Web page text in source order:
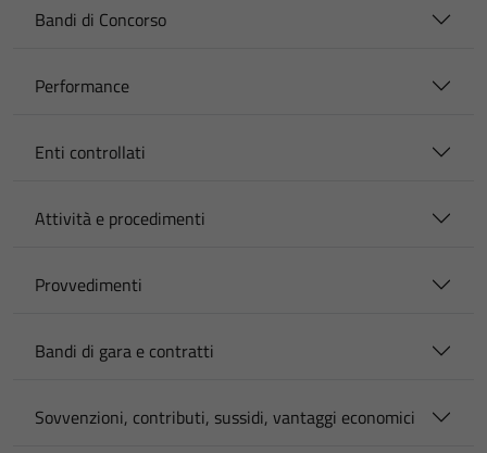
Bandi di Concorso
Performance
Enti controllati
Attività e procedimenti
Provvedimenti
Bandi di gara e contratti
Sovvenzioni, contributi, sussidi, vantaggi economici